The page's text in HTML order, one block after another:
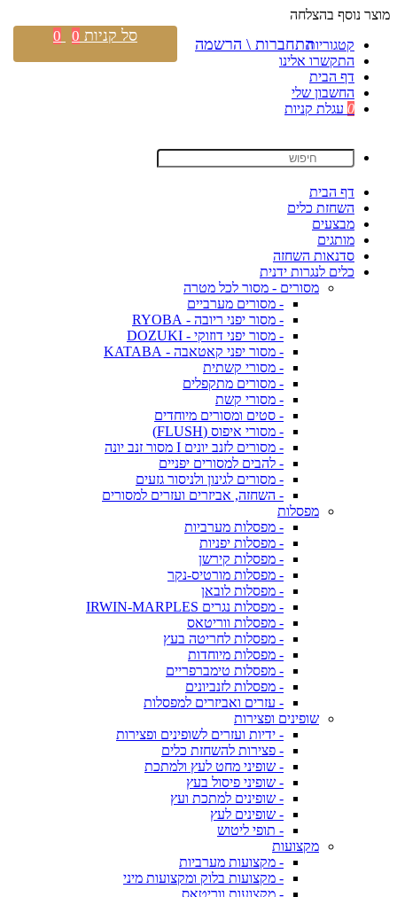
מוצר נוסף בהצלחה
קטגוריות
התקשרו אלינו
דף הבית
החשבון שלי
0 עגלת קניות
דף הבית
השחזת כלים
מבצעים
מותגים
סדנאות השחזה
כלים לנגרות ידנית
מסורים - מסור לכל מטרה
- מסורים מערביים
- מסור יפני ריובה - RYOBA
- מסור יפני דוזוקי - DOZUKI
- מסור יפני קאטאבה - KATABA
- מסורי קשתית
- מסורים מתקפלים
- מסורי קשת
- סטים ומסורים מיוחדים
- מסורי איפוס (FLUSH)
- מסורים לזנב יונים I מסור זנב יונה
- להבים למסורים יפניים
- מסורים לגינון ולניסור גזעים
- השחזה, אביזרים ועזרים למסורים
מפסלות
- מפסלות מערביות
- מפסלות יפניות
- מפסלות קירשן
- מפסלות מורטיס-נקר
- מפסלות לובאן
- מפסלות נגרים IRWIN-MARPLES
- מפסלות ווריטאס
- מפסלות לחריטה בעץ
- מפסלות מיוחדות
- מפסלות טימברפריים
- מפסלות לזנביונים
- עזרים ואביזרים למפסלות
שופינים ופצירות
- ידיות ועזרים לשופינים ופצירות
- פצירות להשחזת כלים
- שופיני מחט לעץ ולמתכת
- שופיני פיסול בעץ
- שופינים למתכת ועץ
- שופינים לעץ
- תופי ליטוש
מקצועות
- מקצועות מערביות
- מקצועות בלוק ומקצועות מיני
- מקצועות ווריטאס
התחברות \ הרשמה סל קניות 0
0